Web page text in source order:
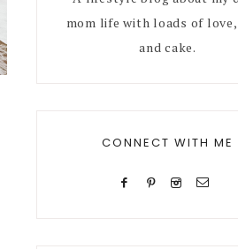
mom life with loads of love,
and cake.
CONNECT WITH ME